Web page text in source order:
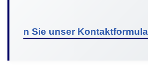
n Sie unser